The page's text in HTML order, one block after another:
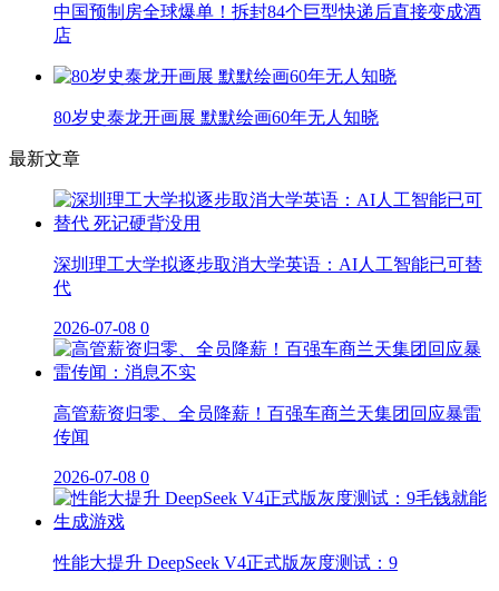
中国预制房全球爆单！拆封84个巨型快递后直接变成酒
店
80岁史泰龙开画展 默默绘画60年无人知晓
最新文章
深圳理工大学拟逐步取消大学英语：AI人工智能已可替
代
2026-07-08 0
高管薪资归零、全员降薪！百强车商兰天集团回应暴雷
传闻
2026-07-08 0
性能大提升 DeepSeek V4正式版灰度测试：9